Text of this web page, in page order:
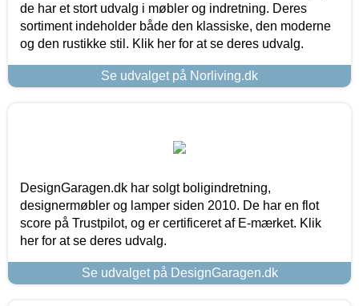
de har et stort udvalg i møbler og indretning. Deres
sortiment indeholder både den klassiske, den moderne
og den rustikke stil. Klik her for at se deres udvalg.
Se udvalget på Norliving.dk
DesignGaragen.dk har solgt boligindretning,
designermøbler og lamper siden 2010. De har en flot
score på Trustpilot, og er certificeret af E-mærket. Klik
her for at se deres udvalg.
Se udvalget på DesignGaragen.dk